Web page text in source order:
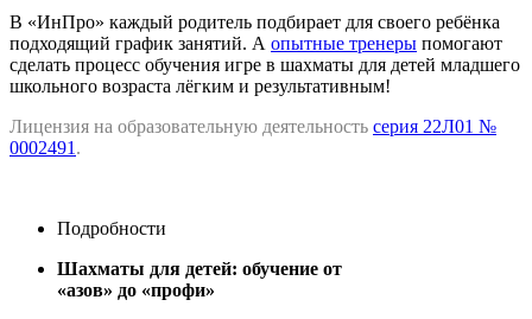
В «ИнПро» каждый родитель подбирает для своего ребёнка
подходящий график занятий. А опытные тренеры помогают
сделать процесс обучения игре в шахматы для детей младшего
школьного возраста лёгким и результативным!
Лицензия на образовательную деятельность серия 22Л01 №
0002491.
Подробности
Шахматы для детей: обучение от
«азов» до «профи»